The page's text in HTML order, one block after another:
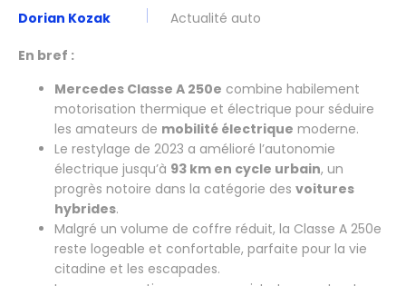
Dorian Kozak Actualité auto
En bref :
Mercedes Classe A 250e combine habilement
motorisation thermique et électrique pour séduire
les amateurs de mobilité électrique moderne.
Le restylage de 2023 a amélioré l’autonomie
électrique jusqu’à 93 km en cycle urbain, un
progrès notoire dans la catégorie des voitures
hybrides.
Malgré un volume de coffre réduit, la Classe A 250e
reste logeable et confortable, parfaite pour la vie
citadine et les escapades.